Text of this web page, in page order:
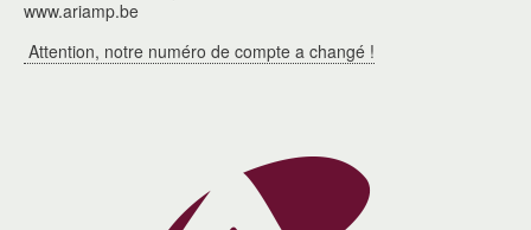
www.ariamp.be
Attention, notre numéro de compte a changé !